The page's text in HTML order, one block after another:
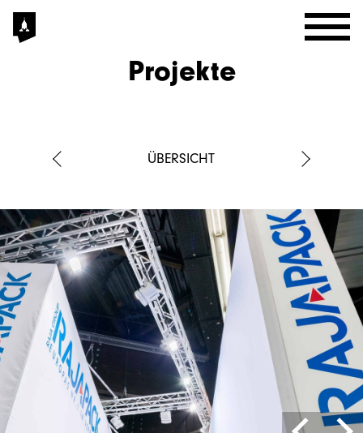
AKTUELL
AGENTUR
LEISTUNGEN
Projekte
ÜBERSICHT